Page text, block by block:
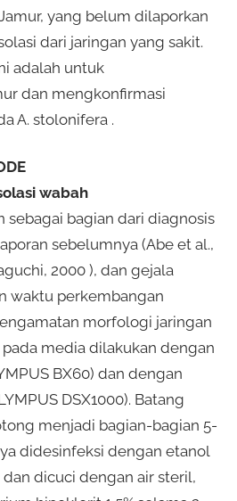
yang belum dilaporkan
dari jaringan yang sakit.
adalah untuk
dan mengkonfirmasi
A. stolonifera .
wabah
sebagai bagian dari diagnosis
sebelumnya (Abe et al.,
2000 ), dan gejala
waktu perkembangan
morfologi jaringan
media dilakukan dengan
BX60) dan dengan
DSX1000). Batang
menjadi bagian-bagian 5-
didesinfeksi dengan etanol
dan dicuci dengan air steril,